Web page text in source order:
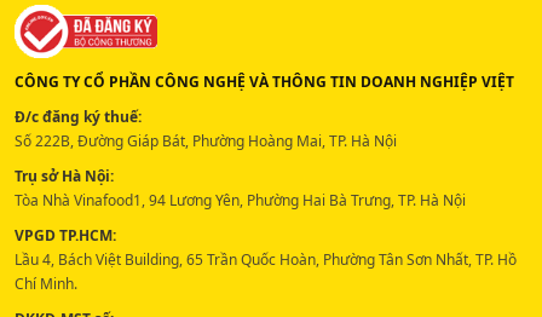
CÔNG TY CỔ PHẦN CÔNG NGHỆ VÀ THÔNG TIN DOANH NGHIỆP VIỆT
Đ/c đăng ký thuế:
Số 222B, Đường Giáp Bát, Phường Hoàng Mai, TP. Hà Nội
Trụ sở Hà Nội:
Tòa Nhà Vinafood1, 94 Lương Yên, Phường Hai Bà Trưng, TP. Hà Nội
VPGD TP.HCM:
Lầu 4, Bách Việt Building, 65 Trần Quốc Hoàn, Phường Tân Sơn Nhất, TP. Hồ
Chí Minh.